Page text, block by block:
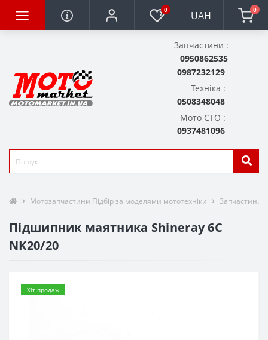
0 UAH 0
Запчастини :
0950862535
0987232129
Техніка :
0508348048
Мото СТО :
0937481096
Мотозапчастини Підбір за моделями мототехніки Запчастини
Підшипник маятника Shineray 6C
NK20/20
Хіт продаж